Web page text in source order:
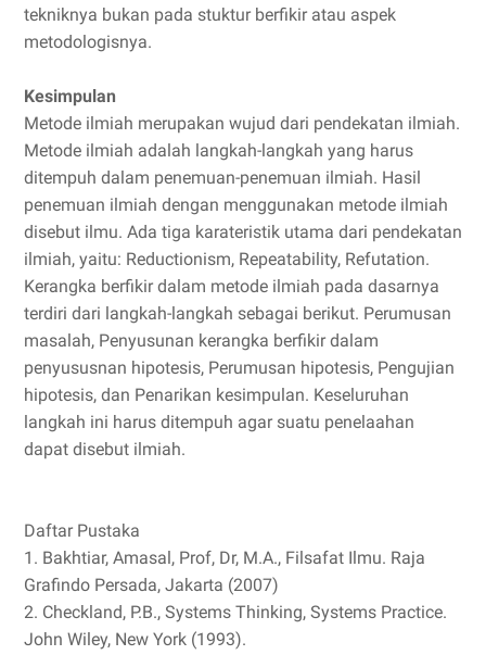
tekniknya bukan pada stuktur berfikir atau aspek
metodologisnya.
Kesimpulan
Metode ilmiah merupakan wujud dari pendekatan ilmiah.
Metode ilmiah adalah langkah-langkah yang harus
ditempuh dalam penemuan-penemuan ilmiah. Hasil
penemuan ilmiah dengan menggunakan metode ilmiah
disebut ilmu. Ada tiga karateristik utama dari pendekatan
ilmiah, yaitu: Reductionism, Repeatability, Refutation.
Kerangka berfikir dalam metode ilmiah pada dasarnya
terdiri dari langkah-langkah sebagai berikut. Perumusan
masalah, Penyusunan kerangka berfikir dalam
penyususnan hipotesis, Perumusan hipotesis, Pengujian
hipotesis, dan Penarikan kesimpulan. Keseluruhan
langkah ini harus ditempuh agar suatu penelaahan
dapat disebut ilmiah.
Daftar Pustaka
1. Bakhtiar, Amasal, Prof, Dr, M.A., Filsafat Ilmu. Raja
Grafindo Persada, Jakarta (2007)
2. Checkland, P.B., Systems Thinking, Systems Practice.
John Wiley, New York (1993).